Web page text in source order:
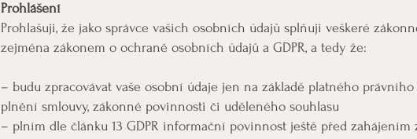
Prohlášení
Prohlašuji, že jako správce vašich osobních údajů splňuji veškeré
zejména zákonem o ochraně osobních údajů a GDPR, a tedy že:
– budu zpracovávat vaše osobní údaje jen na základě platného
plnění smlouvy, zákonné povinnosti či uděleného souhlasu
– plním dle článku 13 GDPR informační povinnost ještě před zahájením